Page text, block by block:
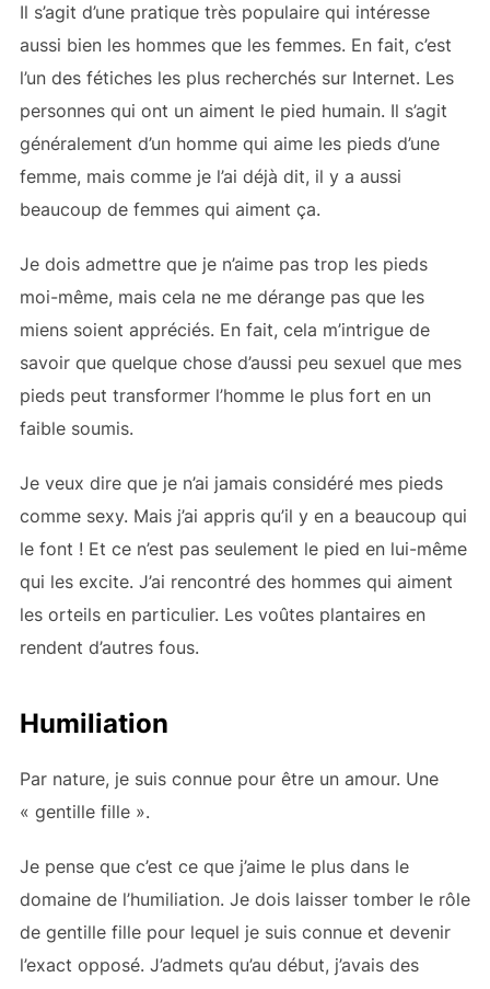
Il s’agit d’une pratique très populaire qui intéresse
aussi bien les hommes que les femmes. En fait, c’est
l’un des fétiches les plus recherchés sur Internet. Les
personnes qui ont un aiment le pied humain. Il s’agit
généralement d’un homme qui aime les pieds d’une
femme, mais comme je l’ai déjà dit, il y a aussi
beaucoup de femmes qui aiment ça.
Je dois admettre que je n’aime pas trop les pieds
moi-même, mais cela ne me dérange pas que les
miens soient appréciés. En fait, cela m’intrigue de
savoir que quelque chose d’aussi peu sexuel que mes
pieds peut transformer l’homme le plus fort en un
faible soumis.
Je veux dire que je n’ai jamais considéré mes pieds
comme sexy. Mais j’ai appris qu’il y en a beaucoup qui
le font ! Et ce n’est pas seulement le pied en lui-même
qui les excite. J’ai rencontré des hommes qui aiment
les orteils en particulier. Les voûtes plantaires en
rendent d’autres fous.
Humiliation
Par nature, je suis connue pour être un amour. Une
« gentille fille ».
Je pense que c’est ce que j’aime le plus dans le
domaine de l’humiliation. Je dois laisser tomber le rôle
de gentille fille pour lequel je suis connue et devenir
l’exact opposé. J’admets qu’au début, j’avais des